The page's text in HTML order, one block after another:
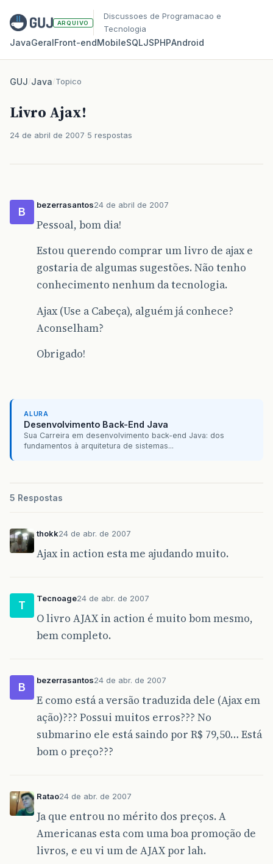
ARQUIVO
Discussoes de Programacao e
Tecnologia
JavaGeralFront‑endMobileSQLJSPHPAndroid
GUJ/Java/Topico
Livro Ajax!
24 de abril de 2007 5 respostas
B
bezerrasantos24 de abril de 2007
Pessoal, bom dia!
Estou querendo comprar um livro de ajax e
gostaria de algumas sugestões. Não tenho
conhecimento nenhum da tecnologia.
Ajax (Use a Cabeça), alguém já conhece?
Aconselham?
Obrigado!
ALURA
Desenvolvimento Back-End Java
Sua Carreira em desenvolvimento back-end Java: dos
fundamentos à arquitetura de sistemas...
5 Respostas
thokk24 de abr. de 2007
Ajax in action esta me ajudando muito.
T
Tecnoage24 de abr. de 2007
O livro AJAX in action é muito bom mesmo,
bem completo.
B
bezerrasantos24 de abr. de 2007
E como está a versão traduzida dele (Ajax em
ação)??? Possui muitos erros??? No
submarino ele está saindo por R$ 79,50… Está
bom o preço???
Ratao24 de abr. de 2007
Ja que entrou no mérito dos preços. A
Americanas esta com uma boa promoção de
livros, e eu vi um de AJAX por lah.